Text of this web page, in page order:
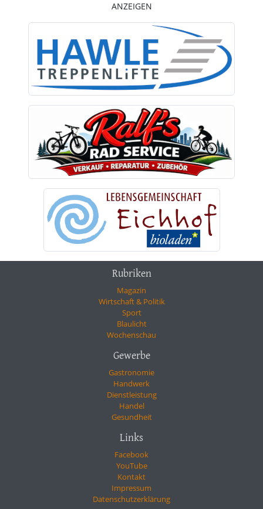
ANZEIGEN
Rubriken
Magazin
Wirtschaft & Politik
Sport
Blaulicht
Wochenschau
Gewerbe
Gastronomie
Handwerk
Dienstleistung
Handel
Gesundheit
Links
Facebook
YouTube
Kontakt
Impressum
Datenschutzerklärung